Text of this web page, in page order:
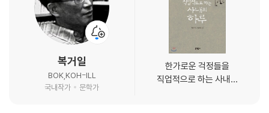
복거일
BOK,KOH-ILL
국내작가
문학가
한가로운 걱정들을
직업적으로 하는 사내의